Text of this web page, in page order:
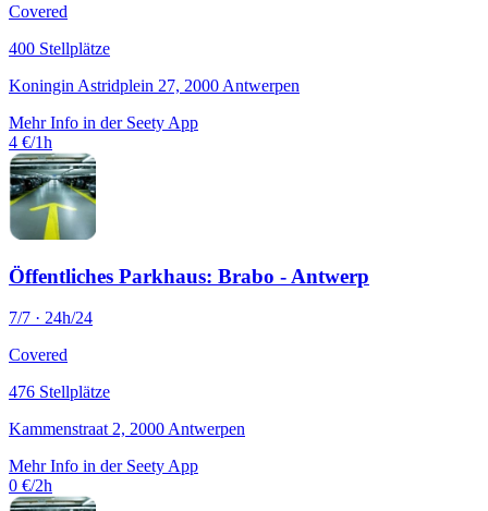
Covered
400 Stellplätze
Koningin Astridplein 27, 2000 Antwerpen
Mehr Info in der Seety App
4 €/1h
Öffentliches Parkhaus: Brabo - Antwerp
7/7 · 24h/24
Covered
476 Stellplätze
Kammenstraat 2, 2000 Antwerpen
Mehr Info in der Seety App
0 €/2h